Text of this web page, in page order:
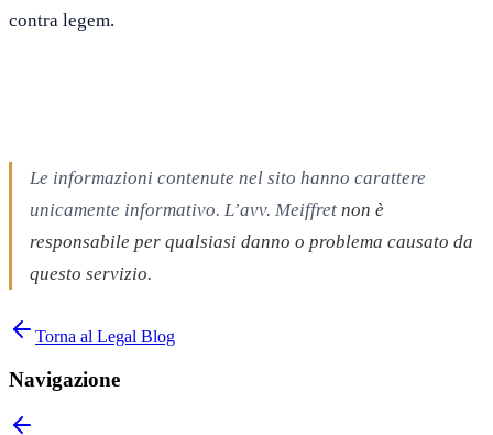
contra legem.
Le informazioni contenute nel sito hanno carattere
unicamente informativo. L’avv. Meiffret non è
responsabile per qualsiasi danno o problema causato da
questo servizio.
Torna al Legal Blog
Navigazione